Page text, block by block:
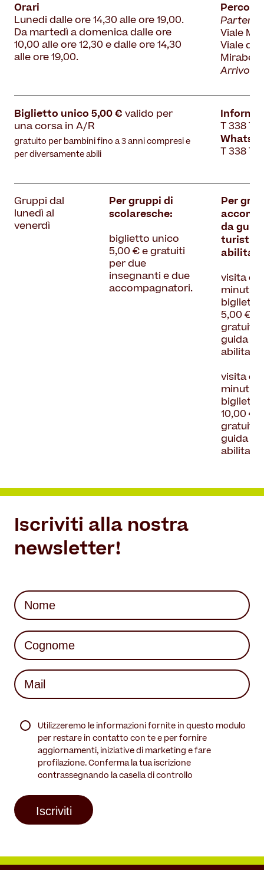
Orari
Lunedi dalle ore 14,30 alle ore 19,00.
Da martedì a domenica dalle ore
10,00 alle ore 12,30 e dalle ore 14,30
alle ore 19,00.
Viale
Viale di
Arrivo:
Biglietto unico 5,00 € valido per
una corsa in A/R
gratuito per bambini fino a 3 anni compresi e
per diversamente abili
T 338
T 338
Gruppi dal
lunedì al
venerdì
Per gruppi di
scolaresche:
biglietto unico
5,00 € e gratuiti
per due
insegnanti e due
accompagnatori.
Per
da
turistica
abilitata
visita da
minuti,
biglietto
5,00 € e
gratuito
guida
abilitata;
visita da
minuti,
biglietto
10,00 € e
gratuito
guida
abilitata.
Iscriviti alla nostra
newsletter!
Nome
(Required)
Last
Mail
(Required)
Utilizzeremo le informazioni fornite in questo modulo
per restare in contatto con te e per fornire
aggiornamenti, iniziative di marketing e fare
profilazione. Conferma la tua iscrizione
contrassegnando la casella di controllo